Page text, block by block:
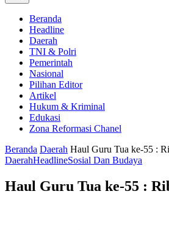
Beranda
Headline
Daerah
TNI & Polri
Pemerintah
Nasional
Pilihan Editor
Artikel
Hukum & Kriminal
Edukasi
Zona Reformasi Chanel
Beranda Daerah Haul Guru Tua ke-55 :
DaerahHeadlineSosial Dan Budaya
Haul Guru Tua ke-55 :